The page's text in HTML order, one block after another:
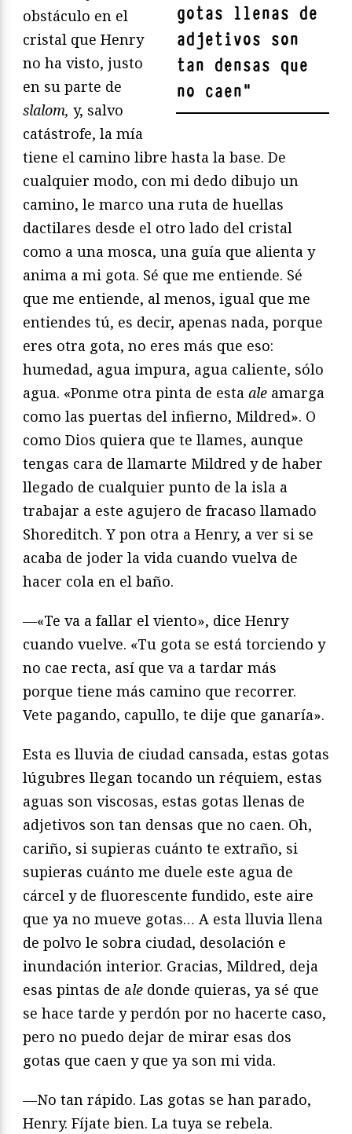
gotas llenas de
adjetivos son
tan densas que
no caen"
obstáculo en el
cristal que Henry
no ha visto, justo
en su parte de
slalom, y, salvo
catástrofe, la mía
tiene el camino libre hasta la base. De
cualquier modo, con mi dedo dibujo un
camino, le marco una ruta de huellas
dactilares desde el otro lado del cristal
como a una mosca, una guía que alienta y
anima a mi gota. Sé que me entiende. Sé
que me entiende, al menos, igual que me
entiendes tú, es decir, apenas nada, porque
eres otra gota, no eres más que eso:
humedad, agua impura, agua caliente, sólo
agua. «Ponme otra pinta de esta ale amarga
como las puertas del infierno, Mildred». O
como Dios quiera que te llames, aunque
tengas cara de llamarte Mildred y de haber
llegado de cualquier punto de la isla a
trabajar a este agujero de fracaso llamado
Shoreditch. Y pon otra a Henry, a ver si se
acaba de joder la vida cuando vuelva de
hacer cola en el baño.
—«Te va a fallar el viento», dice Henry
cuando vuelve. «Tu gota se está torciendo y
no cae recta, así que va a tardar más
porque tiene más camino que recorrer.
Vete pagando, capullo, te dije que ganaría».
Esta es lluvia de ciudad cansada, estas gotas
lúgubres llegan tocando un réquiem, estas
aguas son viscosas, estas gotas llenas de
adjetivos son tan densas que no caen. Oh,
cariño, si supieras cuánto te extraño, si
supieras cuánto me duele este agua de
cárcel y de fluorescente fundido, este aire
que ya no mueve gotas… A esta lluvia llena
de polvo le sobra ciudad, desolación e
inundación interior. Gracias, Mildred, deja
esas pintas de ale donde quieras, ya sé que
se hace tarde y perdón por no hacerte caso,
pero no puedo dejar de mirar esas dos
gotas que caen y que ya son mi vida.
—No tan rápido. Las gotas se han parado,
Henry. Fíjate bien. La tuya se rebela.